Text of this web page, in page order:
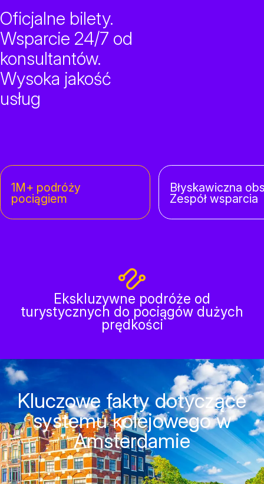
Oficjalne bilety.
Wsparcie 24/7 od
konsultantów.
Wysoka jakość
usług
1M+ podróży
pociągiem
Błyskawiczna
Zespół wsparcia
Ekskluzywne podróże od
turystycznych do pociągów dużych
prędkości
Kluczowe fakty dotyczące
systemu kolejowego w
Amsterdamie